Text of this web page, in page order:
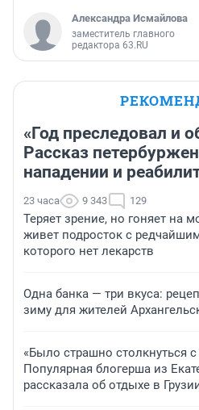
Александра Исмайлова
заместитель главного
редактора 63.RU
«Год преследовал и
Рассказ
нападении и
23 часа 9 343 129
Теряет зрение, но гоняет на
живет подросток с
которого нет лекарств
Одна банка — три вкуса:
зиму для жителей
«Было страшно столкнуться
Популярная блогерша из
рассказала об отдыхе в